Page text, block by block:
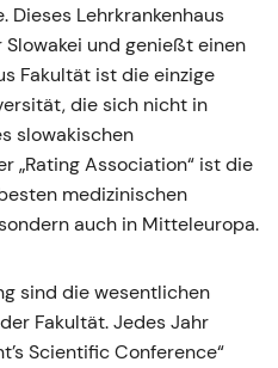
Dieses Lehrkrankenhaus
und genießt einen
Fakultät ist die einzige
die sich nicht in
slowakischen
„Rating Association“ ist die
medizinischen
auch in Mitteleuropa.
sind die wesentlichen
Fakultät. Jedes Jahr
Scientific Conference“